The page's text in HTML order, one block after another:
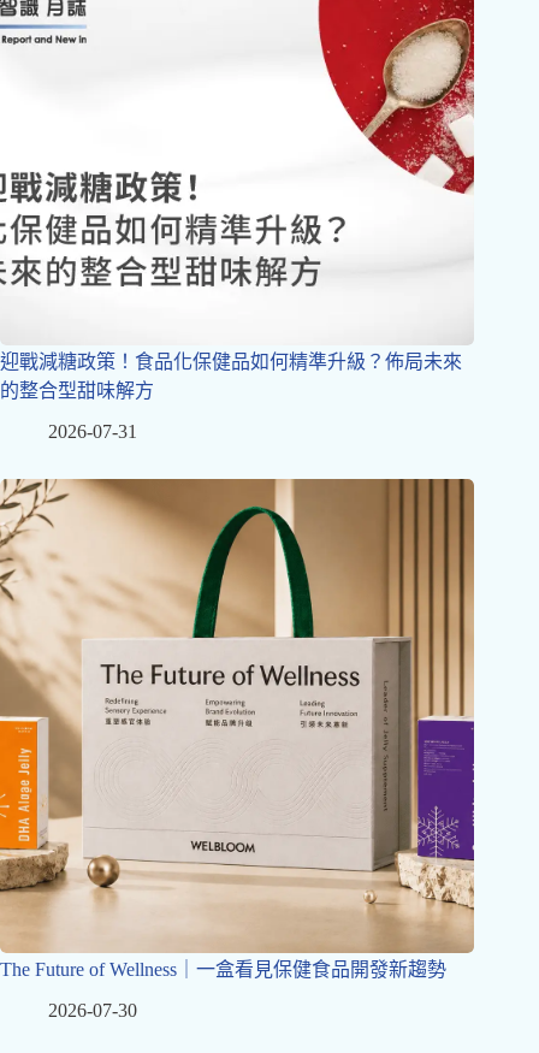
迎戰減糖政策！食品化保健品如何精準升級？佈局未來
的整合型甜味解方
2026-07-31
The Future of Wellness｜一盒看見保健食品開發新趨勢
2026-07-30